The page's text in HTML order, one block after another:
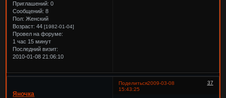
Приглашений: 0
Сообщений: 8
Пол: Женский
Возраст: 44[1982-01-04]
Провел на форуме:
1 час 15 минут
Последний визит:
2010-01-08 21:06:10
Поделиться 37
2009-03-08
15:43:25
Яночка